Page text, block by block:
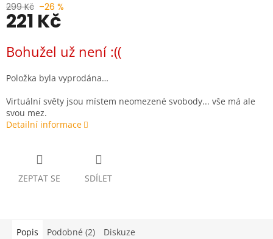
299 Kč –26 %
221 Kč
cena:
Bohužel už není :((
Položka byla vyprodána…
Virtuální světy jsou místem neomezené svobody... vše má ale
svou mez.
Detailní informace
ZEPTAT SE SDÍLET
Popis Podobné (2) Diskuze